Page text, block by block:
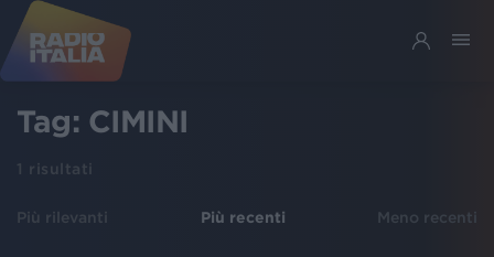
Tag: CIMINI
1 risultati
Più rilevanti Più recenti Meno recenti